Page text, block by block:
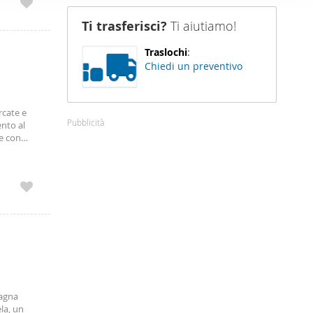
sito
loro
e
al
con
un
Ti trasferisci? Ti aiutiamo!
Traslochi:
Chiedi un preventivo
Pubblicità